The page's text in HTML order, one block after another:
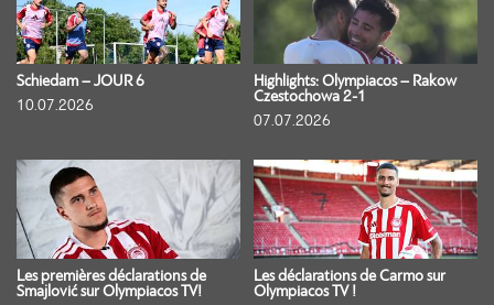
Schiedam – JOUR 6
10.07.2026
Highlights: Olympiacos – Rakow
Czestochowa 2-1
07.07.2026
Les premières déclarations de
Smajlović sur Olympiacos TV!
Les déclarations de Carmo sur
Olympiacos TV !